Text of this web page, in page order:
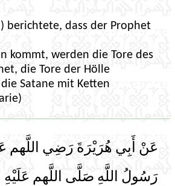
berichtete, dass der Prophet
kommt, werden die Tore des
die Tore der Hölle
Satane mit Ketten
عَنْ أَبِي هُرَيْرَةَ رَضِي اللَّهم
رَسُولُ اللَّهِ صَلَّى اللَّهم